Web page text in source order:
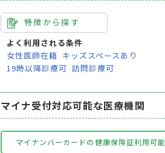
特徴から探す
よく利用される条件
女性医師在籍 キッズスペースあり
19時以降診療可 訪問診療可
マイナ受付対応可能な医療機関
マイナンバーカードの健康保険証利用可能